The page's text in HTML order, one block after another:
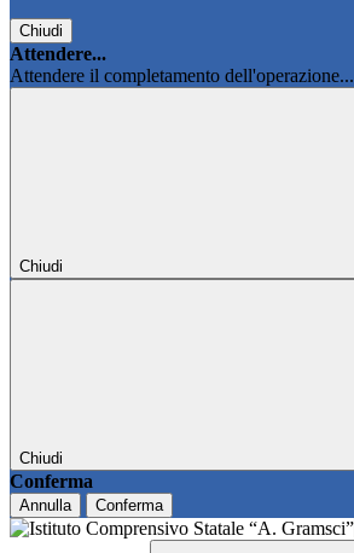
Chiudi
Attendere...
Attendere il completamento dell'operazione...
Chiudi
Chiudi
Conferma
Annulla Conferma